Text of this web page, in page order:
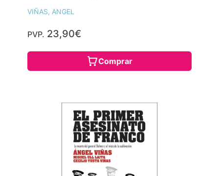
VIÑAS, ANGEL
PVP. 23,90€
Comprar